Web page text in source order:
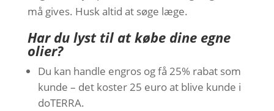
må gives. Husk altid at søge læge.
Har du lyst til at købe dine egne
olier?
Du kan handle engros og få 25% rabat som
kunde – det koster 25 euro at blive kunde i
doTERRA.